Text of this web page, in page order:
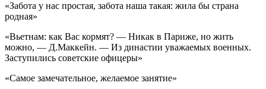
«Забота у нас простая, забота наша такая: жила бы страна
родная»
«Вьетнам: как Вас кормят? — Никак в Париже, но жить
можно, — Д.Маккейн. — Из династии уважаемых военных.
Заступились советские офицеры»
«Самое замечательное, желаемое занятие»